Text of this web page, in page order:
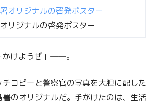
リジナルの啓発ポスター
けようぜ」――。
コピーと警察官の写真を大胆に配した
署のオリジナルだ。手がけたのは、生活